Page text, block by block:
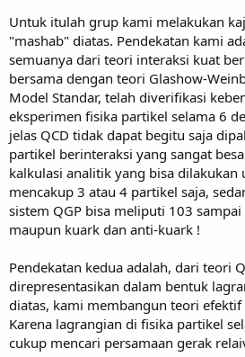
Untuk itulah grup kami melakukan
"mashab" diatas. Pendekatan kami
semuanya dari teori interaksi kuat
bersama dengan teori Glashow-
Model Standar, telah diverifikasi
eksperimen fisika partikel selama 6
jelas QCD tidak dapat begitu saja
partikel berinteraksi yang sangat
kalkulasi analitik yang bisa dilakukan
mencakup 3 atau 4 partikel saja,
sistem QGP bisa meliputi 103
maupun kuark dan anti-kuark !
Pendekatan kedua adalah, dari teori
direpresentasikan dalam bentuk
diatas, kami membangun teori
Karena lagrangian di fisika partikel
cukup mencari persamaan gerak